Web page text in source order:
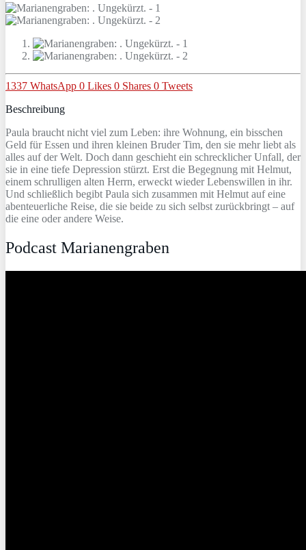
1337 WhatsApp 0 Likes 0 Shares 0 Tweets
Beschreibung
Paula braucht nicht viel zum Leben: ihre Wohnung, ein bisschen
Geld für Essen und ihren kleinen Bruder Tim, den sie mehr liebt als
alles auf der Welt. Doch dann geschieht ein schrecklicher Unfall, der
sie in eine tiefe Depression stürzt. Erst die Begegnung mit Helmut,
einem schrulligen alten Herrn, erweckt wieder Lebenswillen in ihr.
Und schließlich begibt Paula sich zusammen mit Helmut auf eine
abenteuerliche Reise, die sie beide zu sich selbst zurückbringt – auf
die eine oder andere Weise.
Podcast Marianengraben